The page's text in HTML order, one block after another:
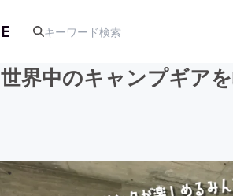
アート・写真
世界中のキャンプギア